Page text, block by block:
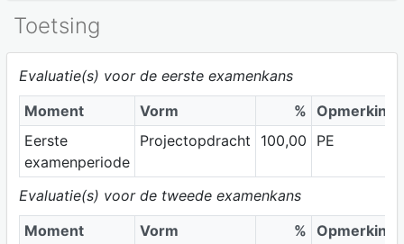
Toetsing
Evaluatie(s) voor de eerste examenkans
Moment
Vorm % Opmerking
Eerste
examenperiode
Projectopdracht 100,00 PE
Evaluatie(s) voor de tweede examenkans
Moment
Vorm % Opmerking